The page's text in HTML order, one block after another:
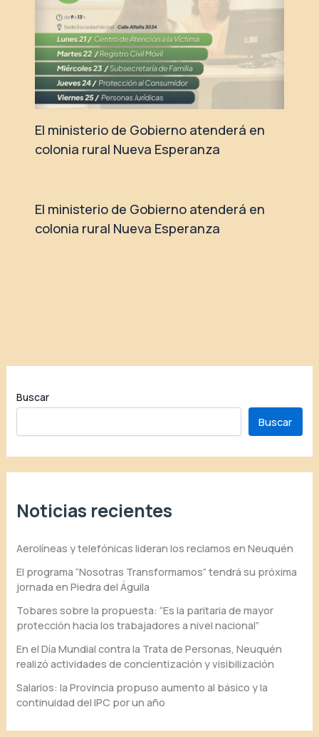
El ministerio de Gobierno atenderá en
colonia rural Nueva Esperanza
El ministerio de Gobierno atenderá en
colonia rural Nueva Esperanza
Buscar
Buscar
Noticias recientes
Aerolíneas y telefónicas lideran los reclamos en Neuquén
El programa “Nosotras Transformamos” tendrá su próxima
jornada en Piedra del Águila
Tobares sobre la propuesta: “Es la paritaria de mayor
protección hacia los trabajadores a nivel nacional”
En el Día Mundial contra la Trata de Personas, Neuquén
realizó actividades de concientización y visibilización
Salarios: la Provincia propuso aumento al básico y la
continuidad del IPC por un año